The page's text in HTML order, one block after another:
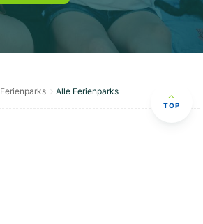
Ferienparks Alle Ferienparks
TOP